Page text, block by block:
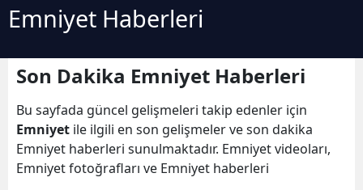
Emniyet Haberleri
Son Dakika Emniyet Haberleri
Bu sayfada güncel gelişmeleri takip edenler için
Emniyet ile ilgili en son gelişmeler ve son dakika
Emniyet haberleri sunulmaktadır. Emniyet videoları,
Emniyet fotoğrafları ve Emniyet haberleri